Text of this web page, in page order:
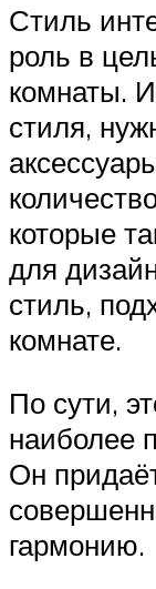
Стиль
роль в
комнаты.
стиля,
которые
для
стиль,
комнате.
По сути,
наиболее
Он
гармонию.